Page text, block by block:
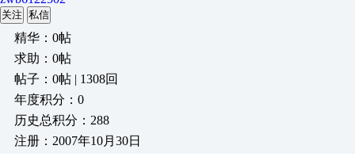
关注 私信
精华：0帖
求助：0帖
帖子：0帖 | 1308回
年度积分：0
历史总积分：288
注册：2007年10月30日